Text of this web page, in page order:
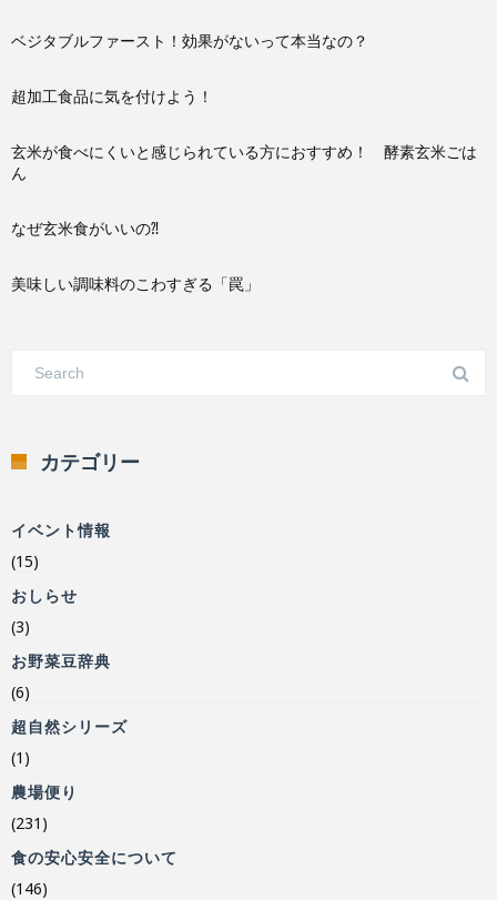
ベジタブルファースト！効果がないって本当なの？
超加工食品に気を付けよう！
玄米が食べにくいと感じられている方におすすめ！ 酵素玄米ごは
ん
なぜ玄米食がいいの⁈
美味しい調味料のこわすぎる「罠」
カテゴリー
イベント情報
(15)
おしらせ
(3)
お野菜豆辞典
(6)
超自然シリーズ
(1)
農場便り
(231)
食の安心安全について
(146)